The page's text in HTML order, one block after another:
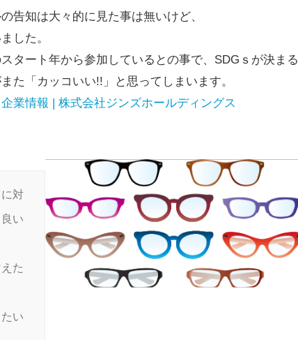
告知は大々的に見た事は無いけど、
した。
タート年から参加しているとの事で、SDGｓが決まる
た「カッコいい!!」と思ってしまいます。
業情報 | 株式会社ジンズホールディングス
対
い
た
い